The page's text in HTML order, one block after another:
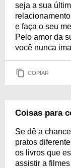
seja a sua
e faça o seu
Pelo amor da
você nunca
COPIAR
Coisas para
Se dê a
pratos
os livros que
assistir a